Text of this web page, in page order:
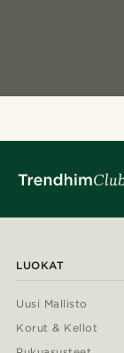
LUOKAT
Uusi Mallisto
Korut & Kellot